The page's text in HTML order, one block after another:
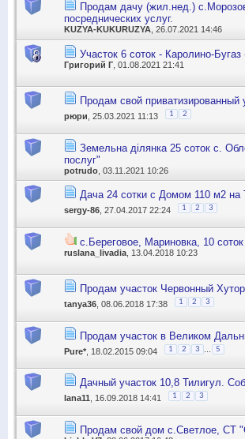
Продам дачу (жил.нед.)
посреднических услуг.
KUZYA-KUKURUZYA, 26.07.2021 14:46
Участок 6 соток - Каролино-
Григорий Г , 01.08.2021 21:41
Продам свой приватизированный
рюри , 25.03.2021 11:13 1 2
Земельна дiлянка 25 соток с.
послуг"
potrudo , 03.11.2021 10:26
Дача 24 сотки с Домом 110 м2 на
sergy-86 , 27.04.2017 22:24 1 2 3
с.Береговое, Мариновка, 10
ruslana_livadia , 13.04.2018 10:23
Продам участок Червонный Хутор
tanya36 , 08.06.2018 17:38 1 2 3
Продам участок в Великом
Pure* , 18.02.2015 09:04 1 2 3 5
Дачный участок 10,8 Тилигул.
lana11 , 16.09.2018 14:41 1 2 3
Продам свой дом с.Светлое, СТ